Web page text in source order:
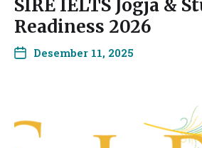
SIRE IELTS Jogja &
Readiness 2026
Desember 11, 2025